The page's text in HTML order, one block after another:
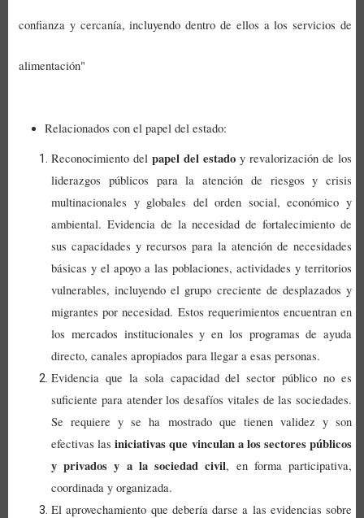
confianza y cercanía, incluyendo dentro de ellos a los servicios de
alimentación"
Relacionados con el papel del estado:
Reconocimiento del papel del estado y revalorización de los
liderazgos públicos para la atención de riesgos y crisis
multinacionales y globales del orden social, económico y
ambiental. Evidencia de la necesidad de fortalecimiento de
sus capacidades y recursos para la atención de necesidades
básicas y el apoyo a las poblaciones, actividades y territorios
vulnerables, incluyendo el grupo creciente de desplazados y
migrantes por necesidad. Estos requerimientos encuentran en
los mercados institucionales y en los programas de ayuda
directo, canales apropiados para llegar a esas personas.
Evidencia que la sola capacidad del sector público no es
suficiente para atender los desafíos vitales de las sociedades.
Se requiere y se ha mostrado que tienen validez y son
efectivas lasiniciativas que vinculan a los sectores públicos
y privados y a la sociedad civil, en forma participativa,
coordinada y organizada.
El aprovechamiento que debería darse a las evidencias sobre